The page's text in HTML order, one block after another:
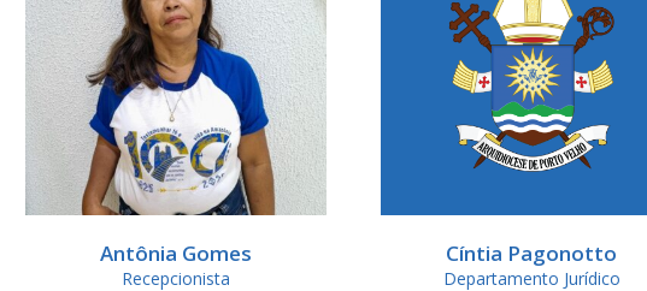
Antônia Gomes
Recepcionista
Cíntia Pagonotto
Departamento Jurídico